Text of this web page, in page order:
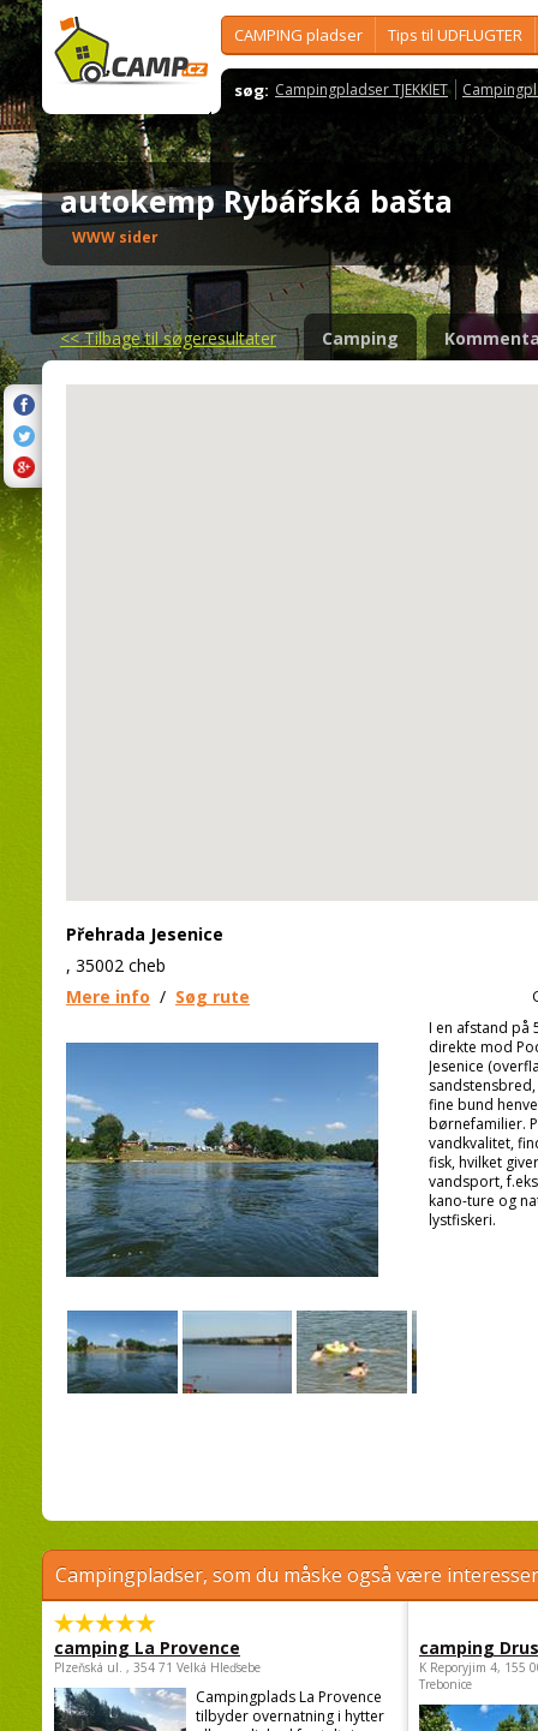
CAMPING pladser Tips til UDFLUGTER
søg: Campingpladser TJEKKIET
autokemp Rybářská bašta
WWW sider
<<Tilbage til søgeresultater Camping
Přehrada Jesenice
, 35002 cheb
Mere info / Søg rute
I en afstand på
direkte mod
Jesenice
fine bund
børnefamilier.
vandkvalitet,
fisk, hvilket
vandsport,
kano-ture og
lystfiskeri.
Campingpladser, som du måske også være
camping La Provence
Plzeňská ul. , 354 71 Velká Hleďsebe
Campingplads La Provence
tilbyder overnatning i hytter
camping
K Reporyjim 4, 155
Trebonice